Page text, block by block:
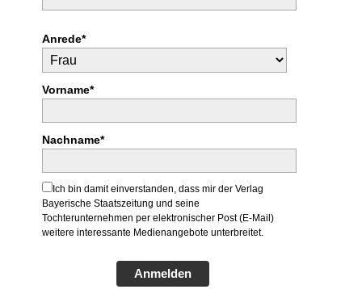
Anrede*
Vorname*
Nachname*
Ich bin damit einverstanden, dass mir der Verlag
Bayerische Staatszeitung und seine
Tochterunternehmen per elektronischer Post (E-Mail)
weitere interessante Medienangebote unterbreitet.
Anmelden